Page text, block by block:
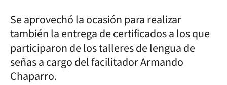
Se aprovechó la ocasión para realizar
también la entrega de certificados a los que
participaron de los talleres de lengua de
señas a cargo del facilitador Armando
Chaparro.